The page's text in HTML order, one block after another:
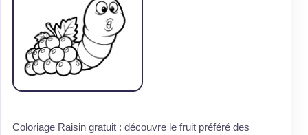
Coloriage Raisin gratuit : découvre le fruit préféré des